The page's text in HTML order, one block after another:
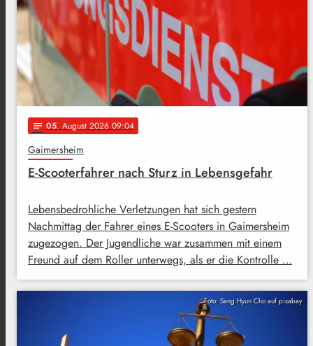
notes 05. August 2026 09:04
Gaimersheim
E-Scooterfahrer nach Sturz in Lebensgefahr
Lebensbedrohliche Verletzungen hat sich gestern
Nachmittag der Fahrer eines E-Scooters in Gaimersheim
zugezogen. Der Jugendliche war zusammen mit einem
Freund auf dem Roller unterwegs, als er die Kontrolle …
Foto: Sang Hyun Cho auf pixabay